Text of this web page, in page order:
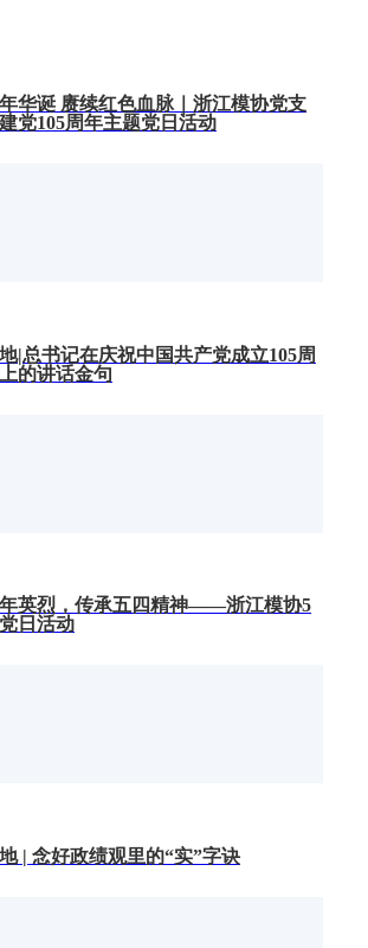
华诞 赓续红色血脉｜浙江模协党支
党105周年主题党日活动
|总书记在庆祝中国共产党成立105周
的讲话金句
英烈，传承五四精神——浙江模协5
日活动
| 念好政绩观里的“实”字诀